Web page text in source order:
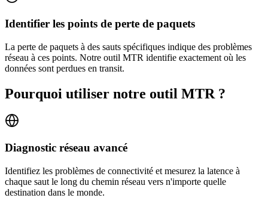
Identifier les points de perte de paquets
La perte de paquets à des sauts spécifiques indique des problèmes
réseau à ces points. Notre outil MTR identifie exactement où les
données sont perdues en transit.
Pourquoi utiliser notre outil MTR ?
Diagnostic réseau avancé
Identifiez les problèmes de connectivité et mesurez la latence à
chaque saut le long du chemin réseau vers n'importe quelle
destination dans le monde.